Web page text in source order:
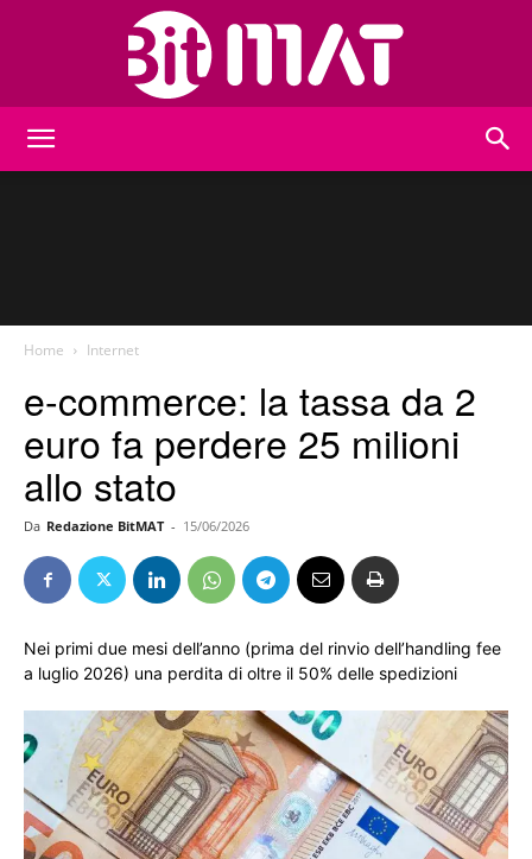
Home Internet
e-commerce: la tassa da 2
euro fa perdere 25 milioni
allo stato
Da Redazione BitMAT - 15/06/2026
Nei primi due mesi dell’anno (prima del rinvio dell’handling fee
a luglio 2026) una perdita di oltre il 50% delle spedizioni